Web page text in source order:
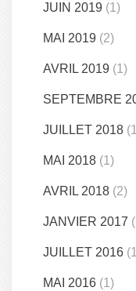
JUIN 2019 (1)
MAI 2019 (2)
AVRIL 2019 (1)
SEPTEMBRE
JUILLET 2018
MAI 2018 (1)
AVRIL 2018 (2)
JANVIER 2017
JUILLET 2016
MAI 2016 (1)